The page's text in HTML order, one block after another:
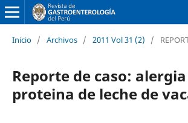
Inicio / Archivos / 2011 Vol 31 (2) /
Reporte de caso:
proteina de leche de